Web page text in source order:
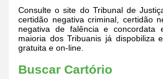
Consulte o site do Tribunal de
certidão negativa criminal, certidão
negativa de falência e concordata
maioria dos Tribuanis já dispobiliza
gratuita e on-line.
Buscar Cartório